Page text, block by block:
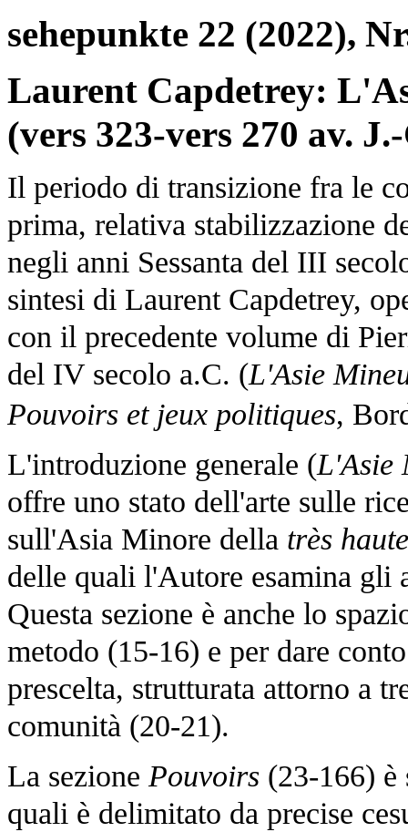
sehepunkte 22 (2022),
Laurent Capdetrey:
(vers 323-vers 270 av.
Il periodo di transizione fra le
prima, relativa stabilizzazione
negli anni Sessanta del III
sintesi di Laurent Capdetrey,
con il precedente volume di
del IV secolo a.C. (L'Asie
Pouvoirs et jeux politiques,
L'introduzione generale (L'Asie
offre uno stato dell'arte sulle
sull'Asia Minore della très
delle quali l'Autore esamina gli
Questa sezione è anche lo
metodo (15-16) e per dare
prescelta, strutturata attorno a
comunità (20-21).
La sezione Pouvoirs (23-166) è
quali è delimitato da precise